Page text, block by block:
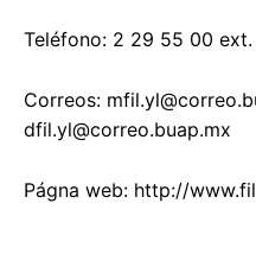
Teléfono: 2 29 55 00
Correos:
dfil.yl@correo.buap.mx
Págna web: http://